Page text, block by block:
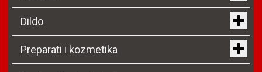
Dildo
Preparati i kozmetika